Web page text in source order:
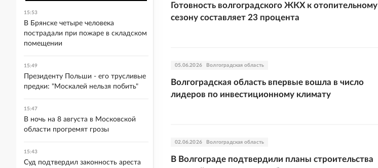
Готовность волгоградского ЖКХ к отопительному
сезону составляет 23 процента
05.06.2026 Волгоградская область
Волгоградская область впервые вошла в число
лидеров по инвестиционному климату
02.06.2026 Волгоградская область
В Волгограде подтвердили планы строительства
15:53
В Брянске четыре человека
пострадали при пожаре в складском
помещении
15:49
Президенту Польши - его трусливые
предки: "Москалей нельзя побить"
15:47
В ночь на 8 августа в Московской
области прогремят грозы
15:43
Суд подтвердил законность ареста